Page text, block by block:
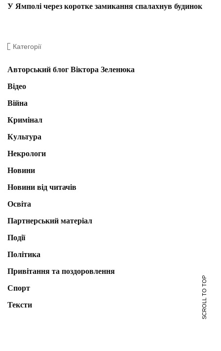
У Ямполі через коротке замикання спалахнув будинок
Категорії
Авторський блог Віктора Зеленюка
Відео
Війна
Кримінал
Культура
Некрологи
Новини
Новини від читачів
Освіта
Партнерський матеріал
Події
Політика
Привітання та поздоровлення
Спорт
Тексти
SCROLL TO TOP